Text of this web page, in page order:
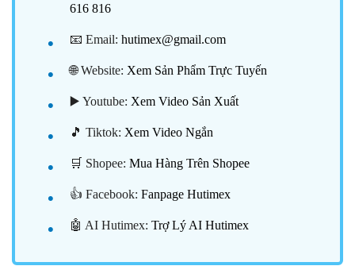
616 816
📧 Email: hutimex@gmail.com
🌐 Website: Xem Sản Phẩm Trực Tuyến
▶️ Youtube: Xem Video Sản Xuất
🎵 Tiktok: Xem Video Ngắn
🛒 Shopee: Mua Hàng Trên Shopee
👍 Facebook: Fanpage Hutimex
🤖 AI Hutimex: Trợ Lý AI Hutimex